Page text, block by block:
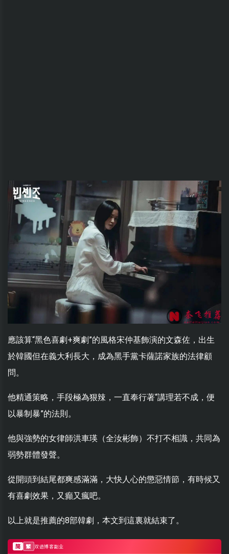
應該算“黑色喜劇+爽劇”的風格宋仲基飾演的文森佐，出生
於韓國但在義大利長大，成為黑手黨卡薩諾家族的法律顧
問。
他精通策略，手段極為狠辣，一直奉行著“講理若不成，便
以暴制暴”的法則。
他與強勢的女律師洪車瑛（全汝彬飾）不打不相識，共同為
弱勢群體發聲。
從開頭到結尾都爽感滿滿，大快人心的懲惡情節，有時候又
有喜劇效果，又癲又瘋吧。
以上就是推薦的8部韓劇，本文到這裏就結束了。